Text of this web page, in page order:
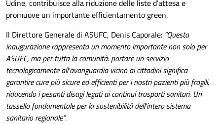
Udine, contribuisce alla riduzione delle liste d'attesa e
promuove un importante efficientamento green.
Il Direttore Generale di ASUFC, Denis Caporale: “Questa
inaugurazione rappresenta un momento importante non solo per
ASUFC, ma per tutta la comunità: portare un servizio
tecnologicamente all'avanguardia vicino ai cittadini significa
garantire cure più sicure ed efficienti per i nostri pazienti più fragili,
riducendo i pesanti disagi legati ai continui trasporti sanitari. Un
tassello fondamentale per la sostenibilità dell'intero sistema
sanitario regionale”.